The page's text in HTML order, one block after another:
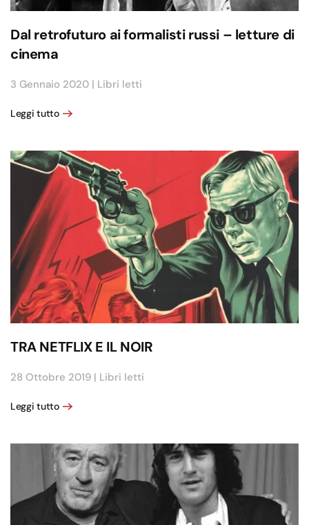
Dal retrofuturo ai formalisti russi – letture di
cinema
3 Gennaio 2020 | Libri letti
Leggi tutto
TRA NETFLIX E IL NOIR
28 Ottobre 2019 | Libri letti
Leggi tutto